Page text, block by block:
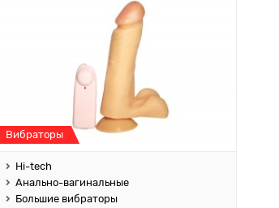
Вибраторы
Hi-tech
Анально-вагинальные
Большие вибраторы